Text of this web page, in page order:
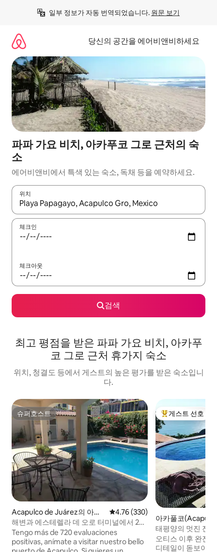
일부 정보가 자동 번역되었습니다. 원문 보기
당신의 공간을 에어비앤비하세요
파파 가요 비치, 아카푸코 그로 근처의 숙
소
에어비앤비에서 특색 있는 숙소, 독채 등을 예약하세요.
위치
결과가 나오면 위·아래 화살표 키를 사용하거나 터치 또는 스와이
체크인
체크아웃
검색
최고 평점을 받은 파파 가요 비치, 아카푸
코 그로 근처 휴가지 숙소
위치, 청결도 등에서 게스트의 높은 평가를 받은 숙소입니
다.
슈퍼호스트
슈퍼호스트
Acapulco de Juárez의 아파
트
평점 4.76점(5점 만점), 후기 330
4.76 (330)
해변과 에스테렐라 데 오로 터미널에서 2분
거리에 있는 아파트
Tengo más de 720 evaluaciones
positivas, anímate a visitar nuestro bello
상위 게스트 선호
게스트 선호
아카풀코
태평양의 멋진 전
수스피로
오티스 이후 완전
디테일이 돋보이